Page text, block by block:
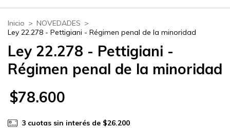
Inicio > NOVEDADES >
Ley 22.278 - Pettigiani - Régimen penal de la minoridad
Ley 22.278 - Pettigiani -
Régimen penal de la minoridad
$78.600
3 cuotas sin interés de $26.200